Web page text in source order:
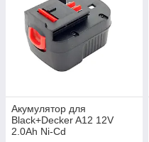
Акумулятор для
Black+Decker A12 12V
2.0Ah Ni-Cd